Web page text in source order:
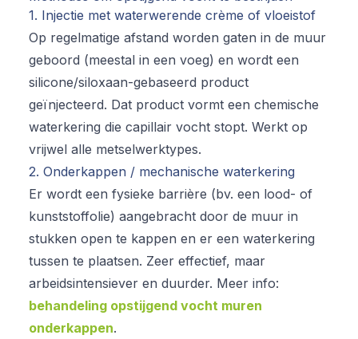
1. Injectie met waterwerende crème of vloeistof
Op regelmatige afstand worden gaten in de muur
geboord (meestal in een voeg) en wordt een
silicone/siloxaan-gebaseerd product
geïnjecteerd. Dat product vormt een chemische
waterkering die capillair vocht stopt. Werkt op
vrijwel alle metselwerktypes.
2. Onderkappen / mechanische waterkering
Er wordt een fysieke barrière (bv. een lood- of
kunststoffolie) aangebracht door de muur in
stukken open te kappen en er een waterkering
tussen te plaatsen. Zeer effectief, maar
arbeidsintensiever en duurder. Meer info:
behandeling opstijgend vocht muren
onderkappen.